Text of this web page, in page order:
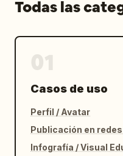
Todas las
Casos de uso
Perfil / Avatar
Publicación en
Infografía / Visual